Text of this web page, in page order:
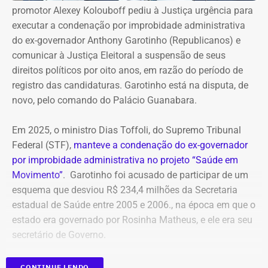
promotor Alexey Kolouboff pediu à Justiça urgência para
executar a condenação por improbidade administrativa
do ex-governador Anthony Garotinho (Republicanos) e
comunicar à Justiça Eleitoral a suspensão de seus
direitos políticos por oito anos, em razão do período de
registro das candidaturas. Garotinho está na disputa, de
novo, pelo comando do Palácio Guanabara.
Em 2025, o ministro Dias Toffoli, do Supremo Tribunal
Federal (STF), manteve a condenação do ex-governador
por improbidade administrativa no projeto “Saúde em
Movimento”. Garotinho foi acusado de participar de um
esquema que desviou R$ 234,4 milhões da Secretaria
estadual de Saúde entre 2005 e 2006., na época em que o
estado era governado por Rosinha Matheus, e ele era seu
secretário de Governo.
Com isso, a sentença tornou-se definitiva.